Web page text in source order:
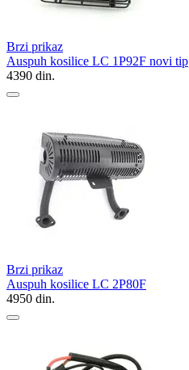
Brzi prikaz
Auspuh kosilice LC 1P92F novi tip
4390 din.
Brzi prikaz
Auspuh kosilice LC 2P80F
4950 din.